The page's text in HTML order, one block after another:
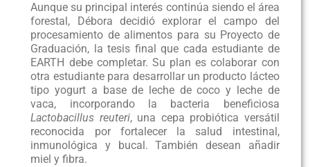
Aunque su principal interés continúa siendo el área
forestal, Débora decidió explorar el campo del
procesamiento de alimentos para su Proyecto de
Graduación, la tesis final que cada estudiante de
EARTH debe completar. Su plan es colaborar con
otra estudiante para desarrollar un producto lácteo
tipo yogurt a base de leche de coco y leche de
vaca, incorporando la bacteria beneficiosa
Lactobacillus reuteri, una cepa probiótica versátil
reconocida por fortalecer la salud intestinal,
inmunológica y bucal. También desean añadir
miel y fibra.